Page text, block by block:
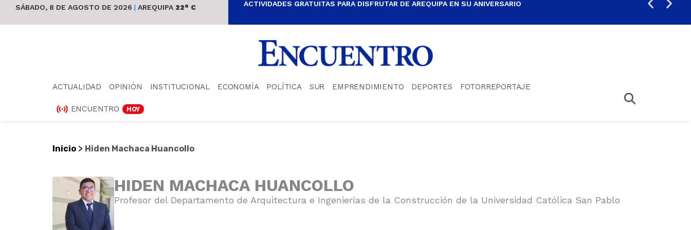
SÁBADO, 8 DE AGOSTO DE 2026 | AREQUIPA 22° C ACTIVIDADES GRATUITAS PARA DISFRUTAR DE AREQUIPA EN SU ANIVERSARIO
ACTUALIDAD OPINIÓN INSTITUCIONAL ECONOMÍA POLÍTICA SUR EMPRENDIMIENTO DEPORTES FOTORREPORTAJE
ENCUENTRO HOY
Inicio > Hiden Machaca Huancollo
HIDEN MACHACA HUANCOLLO
Profesor del Departamento de Arquitectura e Ingenierías de la Construcción de la Universidad Católica San Pablo